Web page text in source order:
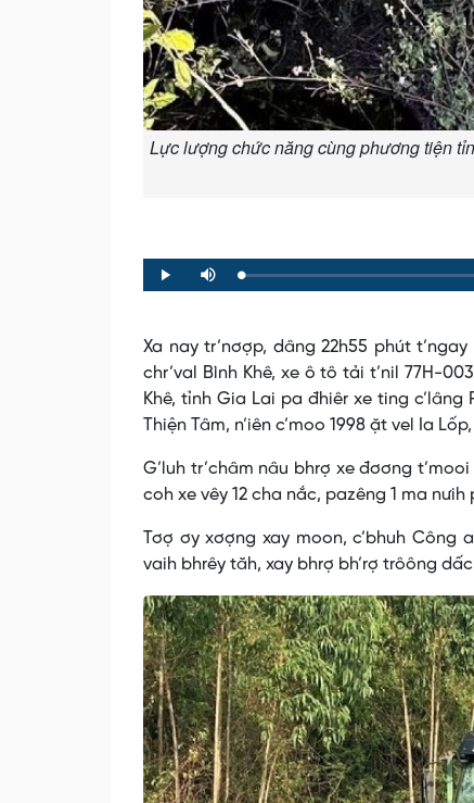
Lực lượng chức năng cùng phương tiện
Play Mute Loaded:
0%
Progress:
0%
Xa nay tr’nơợp, dâng 22h55 phút t’ngay
chr’val Bình Khê, xe ô tô tải t’nil 77H-
Khê, tỉnh Gia Lai pa đhiêr xe ting c’lâng
Thiện Tâm, n’iên c’moo 1998 ặt vel Ia
G’luh tr’châm nâu bhrợ xe đơơng
coh xe vêy 12 cha nắc, pazêng 1 ma
Tơợ ơy xơợng xay moon, c’bhuh Công
vaih bhrêy tăh, xay bhrợ bh’rợ trôông